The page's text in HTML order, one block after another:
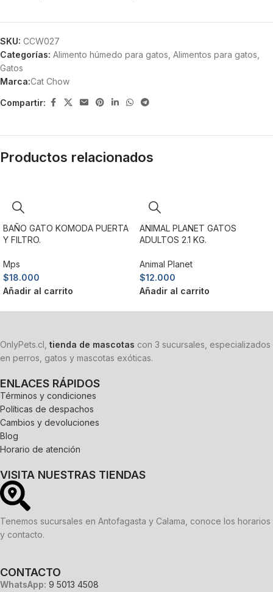
SKU: CCW027
Categorías: Alimento húmedo para gatos Alimentos para gatos
Gatos
Marca:Cat Chow
Compartir:
Productos relacionados
BAÑO GATO KOMODA PUERTA
Y FILTRO.
Mps
$18.000
Añadir al carrito
ANIMAL PLANET GATOS
ADULTOS 2.1 KG.
Animal Planet
$12.000
Añadir al carrito
OnlyPets.cl, tienda de mascotas con 3 sucursales, especializados
en perros, gatos y mascotas exóticas.
ENLACES RÁPIDOS
Términos y condiciones
Políticas de despachos
Cambios y devoluciones
Blog
Horario de atención
VISITA NUESTRAS TIENDAS
Tenemos sucursales en Antofagasta y Calama, conoce los horarios
y contacto.
CONTACTO
WhatsApp: 9 5013 4508